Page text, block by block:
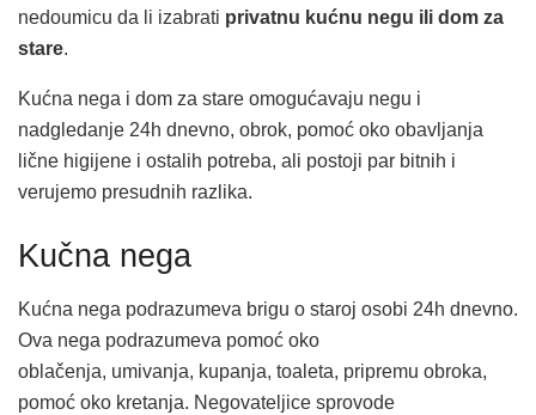
nedoumicu da li izabrati privatnu kućnu negu ili dom za
stare.
Kućna nega i dom za stare omogućavaju negu i
nadgledanje 24h dnevno, obrok, pomoć oko obavljanja
lične higijene i ostalih potreba, ali postoji par bitnih i
verujemo presudnih razlika.
Kučna nega
Kućna nega podrazumeva brigu o staroj osobi 24h dnevno.
Ova nega podrazumeva pomoć oko
oblačenja, umivanja, kupanja, toaleta, pripremu obroka,
pomoć oko kretanja. Negovateljice sprovode